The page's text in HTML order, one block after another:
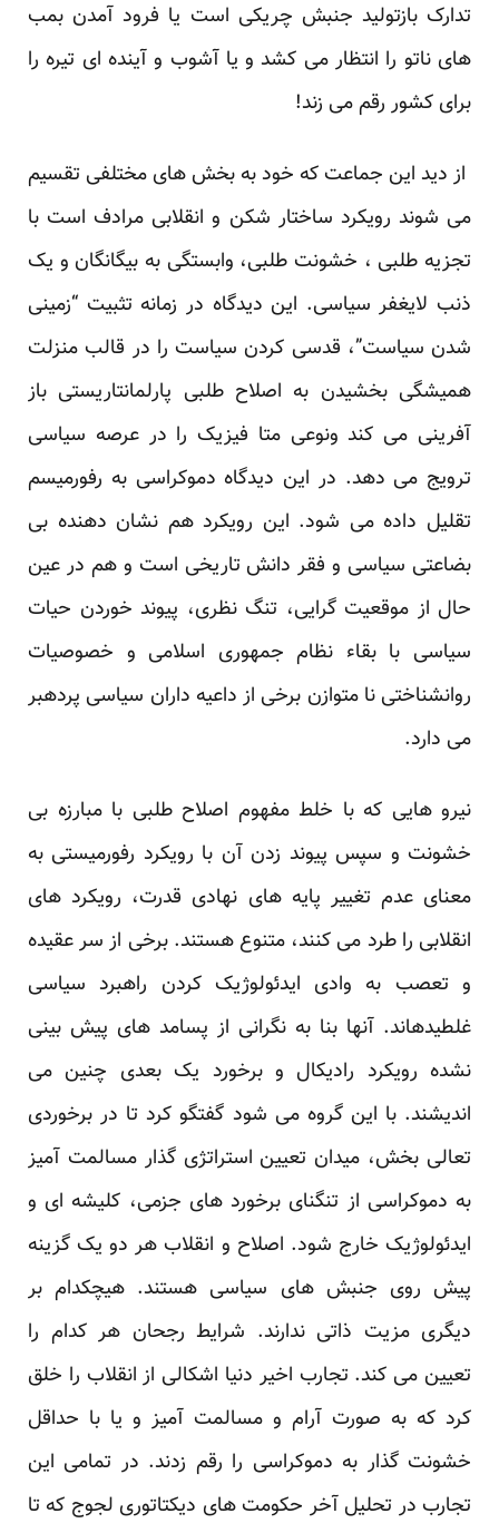
تدارک بازتولید جنبش چریکی است یا فرود آمدن بمب
های ناتو را انتظار می کشد و یا آشوب و آینده ای تیره را
برای کشور رقم می زند!
از دید این جماعت که خود به بخش های مختلفی تقسیم
می شوند رویکرد ساختار شکن و انقلابی مرادف است با
تجزیه طلبی ، خشونت طلبی، وابستگی به بیگانگان و یک
ذنب لایغفر سیاسی. این دیدگاه در زمانه تثبیت “زمینی
شدن سیاست”، قدسی کردن سیاست را در قالب منزلت
همیشگی بخشیدن به اصلاح طلبی پارلمانتاریستی باز
آفرینی می کند ونوعی متا فیزیک را در عرصه سیاسی
ترویج می دهد. در این دیدگاه دموکراسی به رفورمیسم
تقلیل داده می شود. این رویکرد هم نشان دهنده بی
بضاعتی سیاسی و فقر دانش تاریخی است و هم در عین
حال از موقعیت گرایی، تنگ نظری، پیوند خوردن حیات
سیاسی با بقاء نظام جمهوری اسلامی و خصوصیات
روانشناختی نا متوازن برخی از داعیه داران سیاسی پردهبر
می دارد.
نیرو هایی که با خلط مفهوم اصلاح طلبی با مبارزه بی
خشونت و سپس پیوند زدن آن با رویکرد رفورمیستی به
معنای عدم تغییر پایه های نهادی قدرت، رویکرد های
انقلابی را طرد می کنند، متنوع هستند. برخی از سر عقیده
و تعصب به وادی ایدئولوژیک کردن راهبرد سیاسی
غلطیدهاند. آنها بنا به نگرانی از پسامد های پیش بینی
نشده رویکرد رادیکال و برخورد یک بعدی چنین می
اندیشند. با این گروه می شود گفتگو کرد تا در برخوردی
تعالی بخش، میدان تعیین استراتژی گذار مسالمت آمیز
به دموکراسی از تنگنای برخورد های جزمی، کلیشه ای و
ایدئولوژیک خارج شود. اصلاح و انقلاب هر دو یک گزینه
پیش روی جنبش های سیاسی هستند. هیچکدام بر
دیگری مزیت ذاتی ندارند. شرایط رجحان هر کدام را
تعیین می کند. تجارب اخیر دنیا اشکالی از انقلاب را خلق
کرد که به صورت آرام و مسالمت آمیز و یا با حداقل
خشونت گذار به دموکراسی را رقم زدند. در تمامی این
تجارب در تحلیل آخر حکومت های دیکتاتوری لجوج که تا